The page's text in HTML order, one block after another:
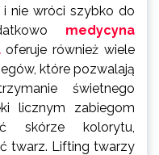
i nie wróci szybko do
medycyna
oferuje również wiele
które pozwalają
świetnego
licznym zabiegom
skórze kolorytu,
twarz. Lifting twarzy